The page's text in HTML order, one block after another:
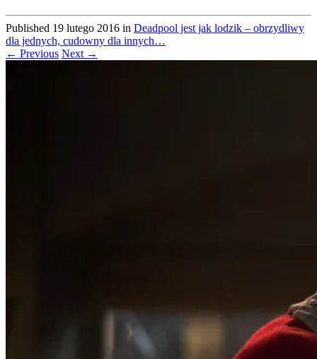
Published 19 lutego 2016 in Deadpool jest jak lodzik – obrzydliwy
dla jednych, cudowny dla innych…
← Previous Next →